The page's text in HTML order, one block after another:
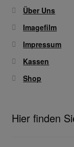
Über Uns
Imagefilm
Impressum
Kassen
Shop
Hier finden